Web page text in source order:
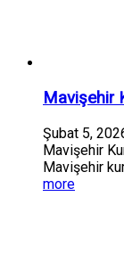
Mavişehir
Şubat 5,
Mavişehir
Mavişehir
more